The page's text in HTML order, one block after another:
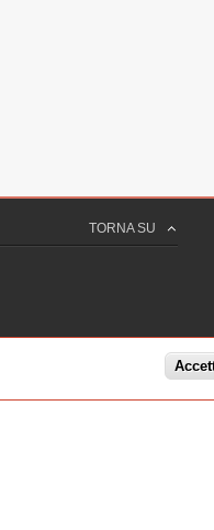
TORNA SU